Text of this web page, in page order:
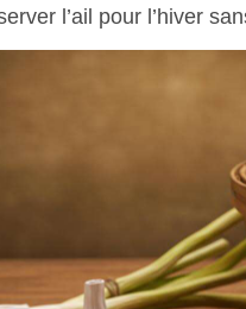
l’ail pour l’hiver